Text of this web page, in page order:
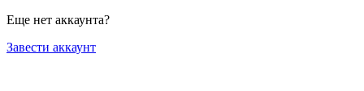
Еще нет аккаунта?
Завести аккаунт